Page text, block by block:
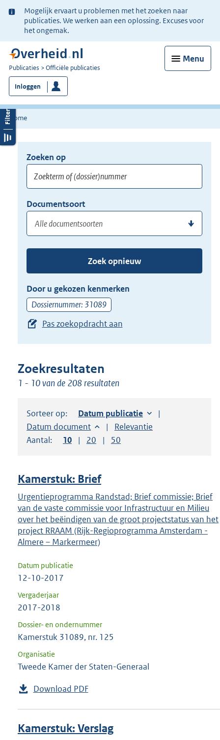
Ter
informatie:
Mogelijk ervaart u problemen met het zoeken naar
publicaties. We werken aan een oplossing. Excuses voor
het ongemak.
Menu
U
bent
nu
hier:
Publicaties Officiële publicaties
Inloggen
Home
Opnieuw
zoeken:
Zoeken op
of
(dossier)nummer
hier
uw
zoekterm
of
(dossier)nummer
in
Documentsoort
of
de
pijl
beneden
toets
suggesties.
Druk
om
uw
keuze
te
bevestigen.
Zoek opnieuw
Door u gekozen kenmerken
Dossiernummer: 31089
Pas zoekopdracht aan
Zoekresultaten
1 - 10 van de 208 resultaten
Sorteer op: Sorteer op:
Datum publicatie
Sorteer op:
Datum document Sorteer op:
Relevantie
Aantal:
Toon
10 resultaten per pagina
Toon
20 resultaten per pagina
Toon
50
Kamerstuk: Brief
Urgentieprogramma Randstad; Brief commissie; Brief
van de vaste commissie voor Infrastructuur en Milieu
over het beëindigen van de groot projectstatus van het
project RRAAM (Rijk-Regioprogramma Amsterdam -
Almere – Markermeer)
Datum publicatie
12-10-2017
Vergaderjaar
2017-2018
Dossier- en ondernummer
Kamerstuk 31089, nr. 125
Organisatie
Tweede Kamer der Staten-Generaal
Download PDF
Kamerstuk: Verslag